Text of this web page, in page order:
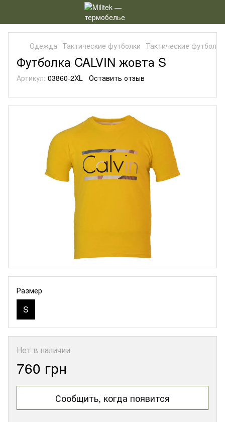
Одежда Тактические футболки Тактические
Футболка CALVIN жовта S
Артикул: 03860-2XL Оставить отзыв
Размер
S
Нет в наличии
760 грн
Сообщить, когда появится